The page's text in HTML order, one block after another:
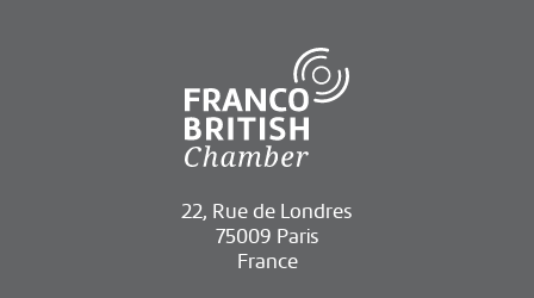
22, Rue de Londres
75009 Paris
France